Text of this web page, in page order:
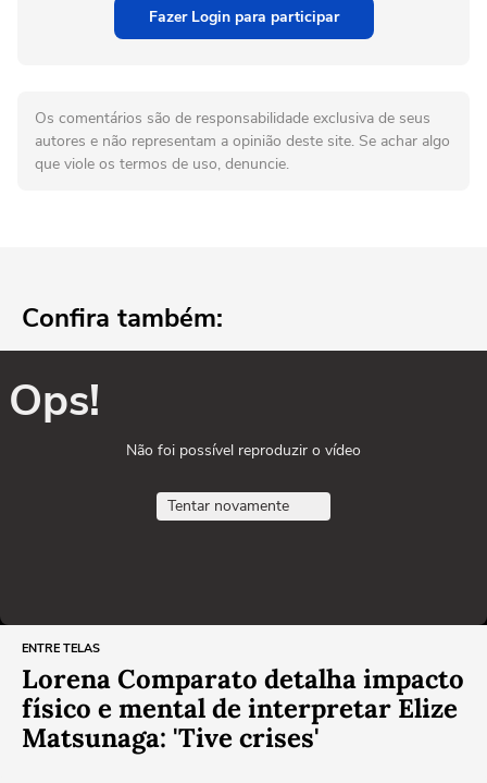
Fazer Login para participar
Os comentários são de responsabilidade exclusiva de seus
autores e não representam a opinião deste site. Se achar algo
que viole os termos de uso, denuncie.
Confira também:
Ops!
Não foi possível reproduzir o vídeo
Tentar novamente
ENTRE TELAS
Lorena Comparato detalha impacto
físico e mental de interpretar Elize
Matsunaga: 'Tive crises'